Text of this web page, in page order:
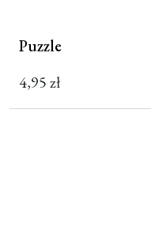
Puzzle
4,95zł